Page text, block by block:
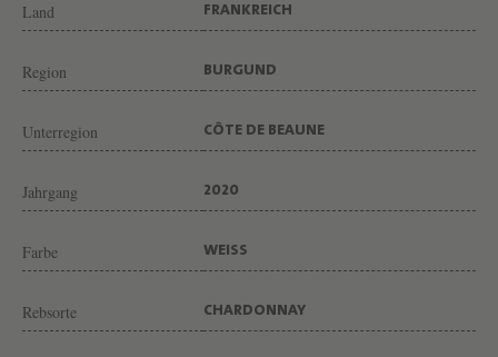
"
B
O
U
C
H
R
S
Land FRANKREICH
Region BURGUND
Unterregion CÔTE DE BEAUNE
Jahrgang 2020
Farbe WEISS
Rebsorte CHARDONNAY